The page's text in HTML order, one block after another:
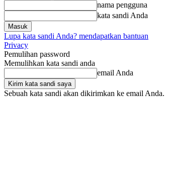
nama pengguna
kata sandi Anda
Lupa kata sandi Anda? mendapatkan bantuan
Privacy
Pemulihan password
Memulihkan kata sandi anda
email Anda
Sebuah kata sandi akan dikirimkan ke email Anda.